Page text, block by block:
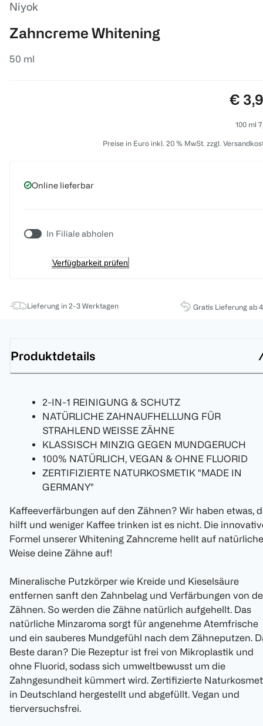
Niyok
Zahncreme Whitening
50 ml
€
100 ml
Preise in Euro inkl. 20 % MwSt. zzgl.
Online lieferbar
In Filiale abholen
Verfügbarkeit prüfen
Lieferung in 2-3 Werktagen Gratis Lieferung ab
Produktdetails
2-IN-1 REINIGUNG & SCHUTZ
NATÜRLICHE ZAHNAUFHELLUNG FÜR
STRAHLEND WEISSE ZÄHNE
KLASSISCH MINZIG GEGEN MUNDGERUCH
100% NATÜRLICH, VEGAN & OHNE FLUORID
ZERTIFIZIERTE NATURKOSMETIK "MADE IN
GERMANY"
Kaffeeverfärbungen auf den Zähnen? Wir haben etwas,
hilft und weniger Kaffee trinken ist es nicht. Die
Formel unserer Whitening Zahncreme hellt auf natürliche
Weise deine Zähne auf!
Mineralische Putzkörper wie Kreide und Kieselsäure
entfernen sanft den Zahnbelag und Verfärbungen von
Zähnen. So werden die Zähne natürlich aufgehellt. Das
natürliche Minzaroma sorgt für angenehme Atemfrische
und ein sauberes Mundgefühl nach dem Zähneputzen.
Beste daran? Die Rezeptur ist frei von Mikroplastik und
ohne Fluorid, sodass sich umweltbewusst um die
Zahngesundheit kümmert wird. Zertifizierte
in Deutschland hergestellt und abgefüllt. Vegan und
tierversuchsfrei.